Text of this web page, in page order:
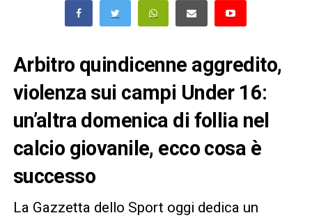
Arbitro quindicenne aggredito,
violenza sui campi Under 16:
un’altra domenica di follia nel
calcio giovanile, ecco cosa è
successo
La Gazzetta dello Sport oggi dedica un